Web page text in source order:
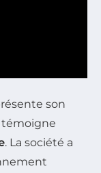
son
témoigne
. La société a